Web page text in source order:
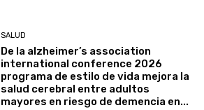
SALUD
De la alzheimer’s association
international conference 2026
programa de estilo de vida mejora la
salud cerebral entre adultos
mayores en riesgo de demencia en...